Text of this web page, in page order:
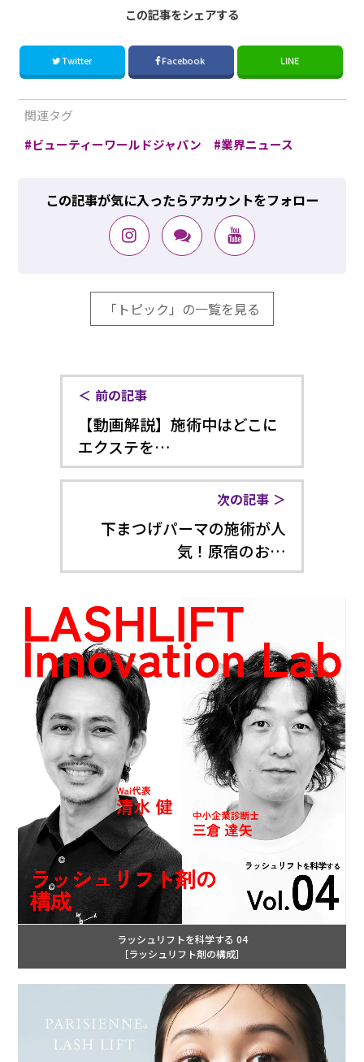
この記事をシェアする
Twitter Facebook LINE
関連タグ
ビューティーワールドジャパン
業界ニュース
この記事が気に入ったらアカウントをフォロー
「トピック」の一覧を見る
前の記事
【動画解説】施術中はどこに
エクステを…
次の記事
下まつげパーマの施術が人
気！原宿のお…
ラッシュリフトを科学する 04
［ラッシュリフト剤の構成］